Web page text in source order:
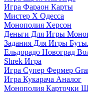
Игра Фараон Карты
Мистер Х Одесса
Монополия Херсон
Деньги Для Игры
Задания Для Игры
Ельдорадо Новоград
Shrek Игра
Игра Супер Фермер
Игра Кукарача Аналог
Монополия Карточки